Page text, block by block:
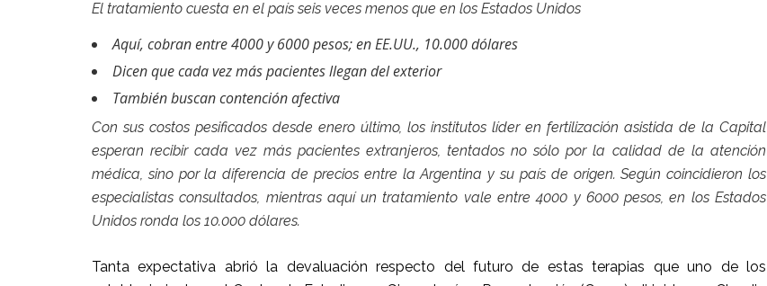
El tratamiento cuesta en el país seis veces menos que en los Estados Unidos
Aquí, cobran entre 4000 y 6000 pesos; en EE.UU., 10.000 dólares
Dicen que cada vez más pacientes llegan del exterior
También buscan contención afectiva
Con sus costos pesificados desde enero último, los institutos líder en fertilización asistida de la Capital
esperan recibir cada vez más pacientes extranjeros, tentados no sólo por la calidad de la atención
médica, sino por la diferencia de precios entre la Argentina y su país de origen. Según coincidieron los
especialistas consultados, mientras aquí un tratamiento vale entre 4000 y 6000 pesos, en los Estados
Unidos ronda los 10.000 dólares.
Tanta expectativa abrió la devaluación respecto del futuro de estas terapias que uno de los